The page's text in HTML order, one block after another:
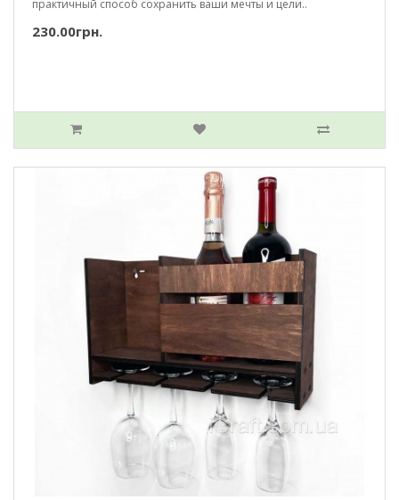
практичный способ сохранить ваши мечты и цели..
230.00грн.